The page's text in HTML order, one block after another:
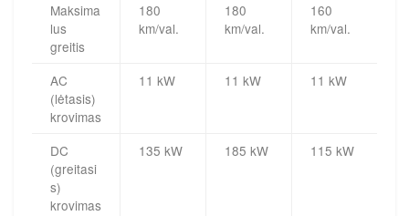
Maksima
lus
greitis
180
km/val.
180
km/val.
160
km/val.
AC
(lėtasis)
krovimas
11 kW 11 kW 11 kW
DC
(greitasi
s)
krovimas
135 kW 185 kW 115 kW